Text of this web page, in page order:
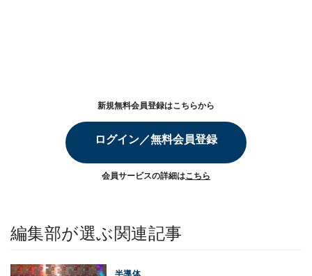
新規無料会員登録はこちらから
ログイン／無料会員登録
会員サービスの詳細はこちら
編集部が選ぶ関連記事
半導体